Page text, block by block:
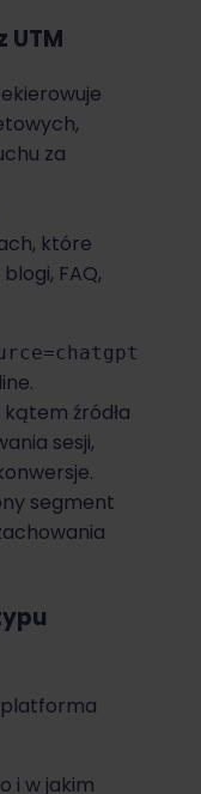
UTM
za
które
FAQ,
źródła
sesji,
segment
i w jakim